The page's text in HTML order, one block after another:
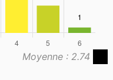
Moyenne : 2.74